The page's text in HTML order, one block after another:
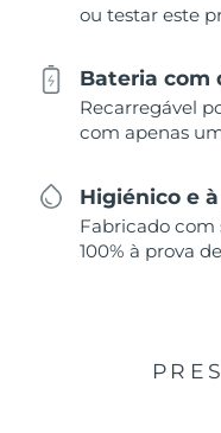
ou testar este
Bateria com
Recarregável
com apenas
Higiénico e
Fabricado com
100% à prova